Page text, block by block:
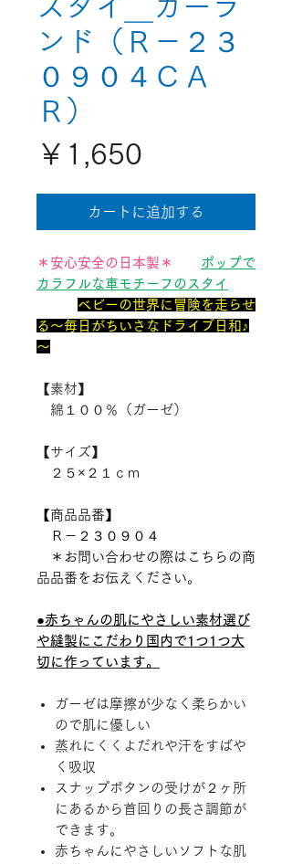
スタイ＿カーラ
ンド（Ｒ－２３
０９０４ＣＡ
Ｒ）
￥1,650
格
カートに追加する
＊安心安全の日本製＊ ポップで
カラフルな車モチーフの スタイ
ベビーの世界に冒険を走らせ
る～毎日がちいさなドライブ日和♪
～
【素材】
綿１００％（ガーゼ）
【サイズ】
２５×２１ｃｍ
【商品品番】
Ｒ－２３０９０４
＊お問い合わせの際はこちらの商
品品番をお伝えください。
●赤ちゃんの肌にやさしい素材選び
や縫製にこだわり国内で1つ1つ大
切に作っています。
ガーゼは摩擦が少なく柔らかい
ので肌に優しい
蒸れにくくよだれや汗をすばや
く吸収
スナップボタンの受けが２ヶ所
にあるから首回りの長さ調節が
できます。
赤ちゃんにやさしいソフトな肌